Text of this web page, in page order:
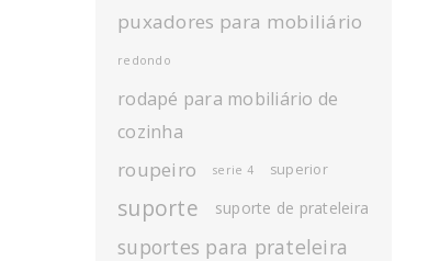
puxadores para mobiliário
redondo
rodapé para mobiliário de
cozinha
roupeiro serie 4 superior
suporte suporte de prateleira
suportes para prateleira